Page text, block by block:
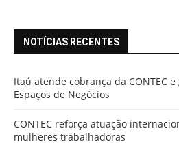
NOTÍCIAS RECENTES
Itaú atende cobrança da CONTEC
Espaços de Negócios
CONTEC reforça atuação
mulheres trabalhadoras